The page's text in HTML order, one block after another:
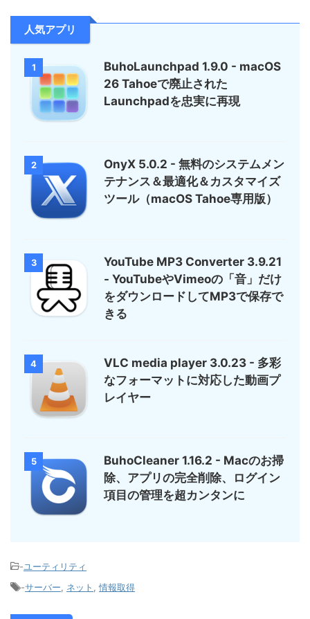
人気アプリ
1
BuhoLaunchpad 1.9.0 - macOS
26 Tahoeで廃止された
Launchpadを忠実に再現
2
OnyX 5.0.2 - 無料のシステムメン
テナンス＆最適化＆カスタマイズ
ツール（macOS Tahoe専用版）
3
YouTube MP3 Converter 3.9.21
- YouTubeやVimeoの「音」だけ
をダウンロードしてMP3で保存で
きる
4
VLC media player 3.0.23 - 多彩
なフォーマットに対応した動画プ
レイヤー
5
BuhoCleaner 1.16.2 - Macのお掃
除、アプリの完全削除、ログイン
項目の管理を超カンタンに
-ユーティリティ
-サーバー, ネット , 情報取得